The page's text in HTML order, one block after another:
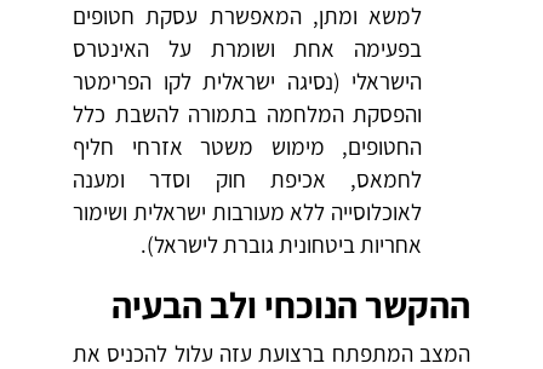
למשא ומתן, המאפשרת עסקת חטופים
בפעימה אחת ושומרת על האינטרס
הישראלי (נסיגה ישראלית לקו הפרימטר
והפסקת המלחמה בתמורה להשבת כלל
החטופים, מימוש משטר אזרחי חליף
לחמאס, אכיפת חוק וסדר ומענה
לאוכלוסייה ללא מעורבות ישראלית ושימור
אחריות ביטחונית גוברת לישראל).
ההקשר הנוכחי ולב הבעיה
המצב המתפתח ברצועת עזה עלול להכניס את